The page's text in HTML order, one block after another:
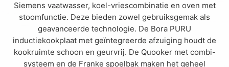
Siemens vaatwasser, koel-vriescombinatie en oven met
stoomfunctie. Deze bieden zowel gebruiksgemak als
geavanceerde technologie. De Bora PURU
inductiekookplaat met geïntegreerde afzuiging houdt de
kookruimte schoon en geurvrij. De Quooker met combi-
systeem en de Franke spoelbak maken het geheel